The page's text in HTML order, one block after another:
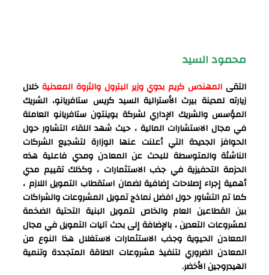
محمود السيد
التقى المهندس كريم بدوي وزير البترول والثروة المعدنيةخلال
زيارته لمدينة بيرث الأسترالية السيد كريس ستافريانو، الشريك
المؤسس والشريك الإداري لشركة بوينتون ستافريانو العاملة
في مجال الاستشارات المالية ، حيث شهد اللقاء التشاور حول
الحوافز الجديدة التي أعلنت عنها الوزارة لتشجيع الشركات
الناشئة والمتوسطة للبحث عن المعادن ومدي فاعلية هذه
الحزمة التحفيزية في جذب الاستثمارات ، وكذلك تقييم مدي
أهمية إجراء إصلاحات إضافية لضمان استقطاب التمويل اللازم ،
كما تم التشاور حول افضل نماذج تمويل المشروعات والشراكات
بين القطاعين العام والخاص لتمويل البنية التحتية الضخمة
لمشروعات التعدين ، بالإضافة إلى بحث آليات التمويل في مجال
المعادن الحيوية وجذب الاستثمارات لاستغلال هذا النوع من
المعادن الضروري لتنفيذ مشروعات الطاقة المتجددة وتنمية
الهيدروجين الأخضر.